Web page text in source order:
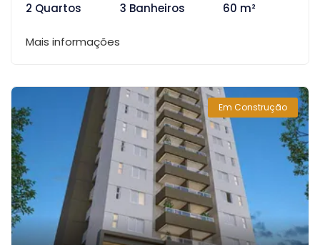
2 Quartos
3 Banheiros 60 m²
Mais informações
Em Construção